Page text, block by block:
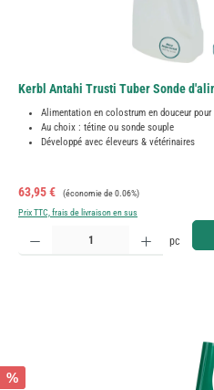
Kerbl Antahi Trusti Tuber Sonde
Alimentation en colostrum en douceur pour
Au choix : tétine ou sonde souple
Développé avec éleveurs & vétérinaires
Prix de vente :
63,95 € Prix régulier :
(économie de 0.06%)
Prix TTC, frais de livraison en sus
Quantité de produit : Entrez la quantité
pc
%